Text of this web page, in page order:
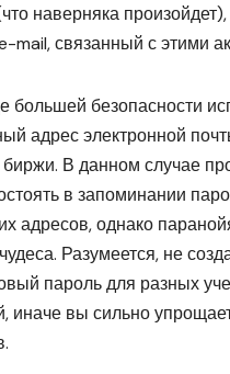
наверняка
mail, связанный с этими
большей безопасности
адрес электронной
В данном случае
в запоминании
адресов, однако
Разумеется, не
пароль для разных
иначе вы сильно